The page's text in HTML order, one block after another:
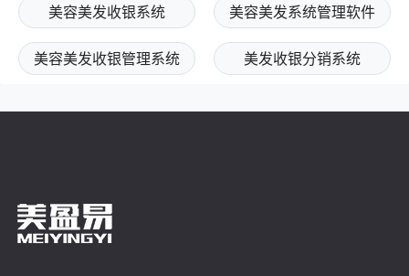
美容美发收银系统 美容美发系统管理软件
美容美发收银管理系统 美发收银分销系统